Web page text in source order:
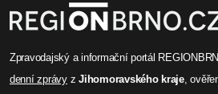
Zpravodajský a informační portál
denní zprávyzJihomoravského kraje,